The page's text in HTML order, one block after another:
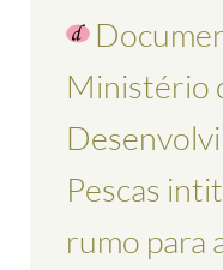
Ministério
Pescas
rumo para